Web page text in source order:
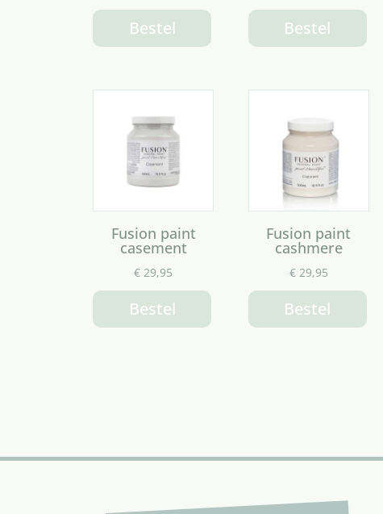
Bestel Bestel
Fusion paint
casement
€ 29,95
Bestel
Fusion paint
cashmere
€29,95
Bestel